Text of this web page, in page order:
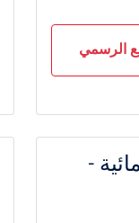
الرسمي
-